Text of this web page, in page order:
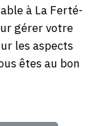
à La Ferté-
gérer votre
les aspects
êtes au bon